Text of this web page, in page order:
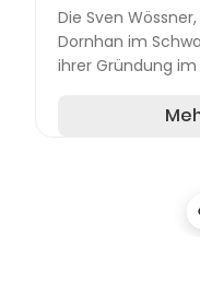
Die Sven
Dornhan im
ihrer Gründung im
im Bereich